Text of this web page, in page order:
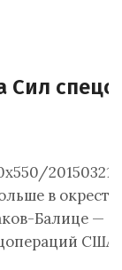
Сил
в
Балице —
США